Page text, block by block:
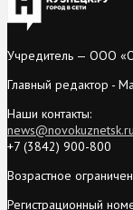
Учредитель — ООО
Главный редактор -
Наши контакты:
news@novokuznetsk.ru
+7 (3842) 900-800
Возрастное
Регистрационный